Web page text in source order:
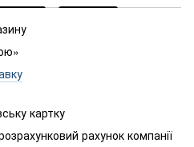
картку
рахунок компанії